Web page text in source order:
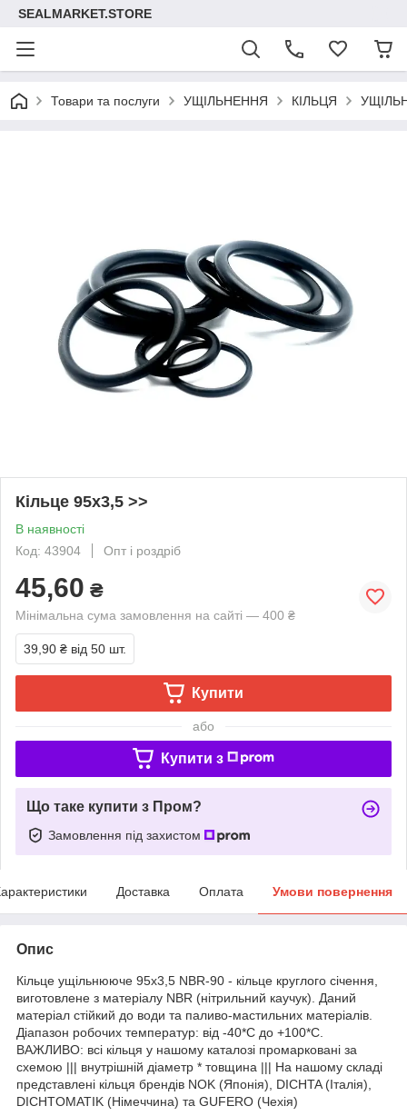
SEALMARKET.STORE
Товари та послуги УЩІЛЬНЕННЯ КІЛЬЦЯ
Кільце 95х3,5 >>
В наявності
Код: 43904
Опт і роздріб
45,60 ₴
Мінімальна сума замовлення на сайті — 400 ₴
39,90 ₴ від 50 шт.
Купити
або
Купити з
Що таке купити з Пром?
Замовлення під захистом
Доставка Оплата Умови повернення
Опис
Кільце ущільнююче 95х3,5 NBR-90 - кільце круглого січення,
виготовлене з матеріалу NBR (нітрильний каучук). Даний
матеріал стійкий до води та паливо-мастильних матеріалів.
Діапазон робочих температур: від -40*С до +100*С.
ВАЖЛИВО: всі кільця у нашому каталозі промарковані за
схемою ||| внутрішній діаметр * товщина ||| На нашому складі
представлені кільця брендів NOK (Японія), DICHTA (Італія),
DICHTOMATIK (Німеччина) та GUFERO (Чехія)